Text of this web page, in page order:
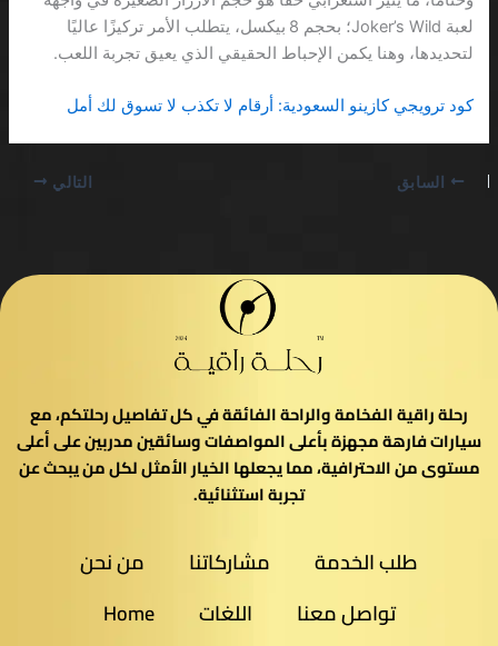
لعبة Joker’s Wild؛ بحجم 8 بيكسل، يتطلب الأمر تركيزًا عاليًا
لتحديدها، وهنا يكمن الإحباط الحقيقي الذي يعيق تجربة اللعب.
كود ترويجي كازينو السعودية: أرقام لا تكذب لا تسوق لك أمل
السابق التالي
رحلة راقية الفخامة والراحة الفائقة في كل تفاصيل رحلتكم، مع
سيارات فارهة مجهزة بأعلى المواصفات وسائقين مدربين على أعلى
مستوى من الاحترافية، مما يجعلها الخيار الأمثل لكل من يبحث عن
تجربة استثنائية.
طلب الخدمة مشاركاتنا
من نحن
تواصل معنا
اللغات Home